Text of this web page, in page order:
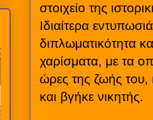
στοιχείο της
Ιδιαίτερα
διπλωματικότητα
χαρίσματα, με τα
ώρες της ζωής του,
και βγήκε νικητής.